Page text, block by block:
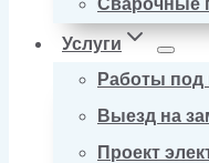
Сварочные
Услуги
Работы под
Выезд на
Проект